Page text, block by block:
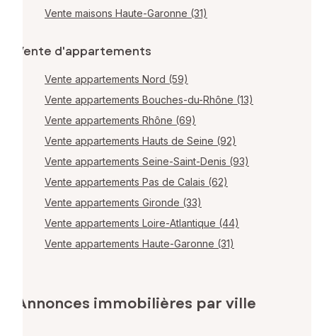
Vente maisons Haute-Garonne (31)
Vente d'appartements
Vente appartements Nord (59)
Vente appartements Bouches-du-Rhône (13)
Vente appartements Rhône (69)
Vente appartements Hauts de Seine (92)
Vente appartements Seine-Saint-Denis (93)
Vente appartements Pas de Calais (62)
Vente appartements Gironde (33)
Vente appartements Loire-Atlantique (44)
Vente appartements Haute-Garonne (31)
Annonces immobilières par ville